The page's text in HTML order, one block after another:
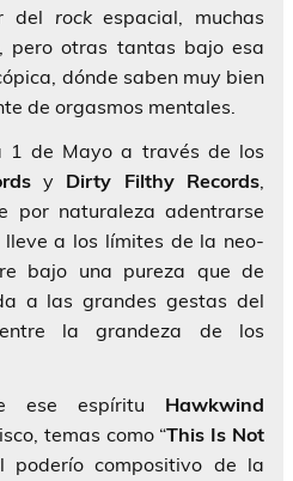
del rockespacial, muchas
pero otras tantas bajo esa
dónde saben muy bien
de orgasmos mentales.
1 de Mayo a través de los
y Dirty Filthy Records
por naturaleza adentrarse
a los límites de la neo-
bajo una pureza que de
a las grandes gestas del
la grandeza de los
ese espíritu Hawkwind
temas como “This Is Not
poderío compositivo de la